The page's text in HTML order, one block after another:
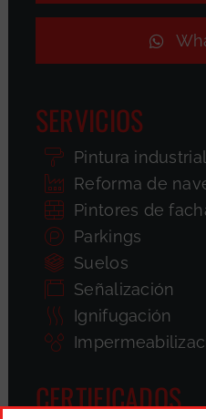
SERVICIOS
Pintura industrial
Reforma de
Pintores de
Parkings
Suelos
Señalización
Ignifugación
CERTIFICADOS